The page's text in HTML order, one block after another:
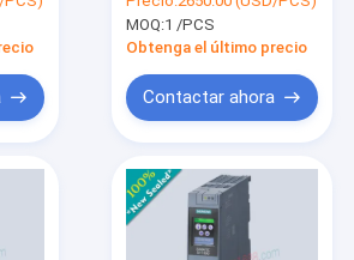
6ES75152AM000AB0
MOQ:1 /PCS
Obtenga el último precio
Contactar ahora